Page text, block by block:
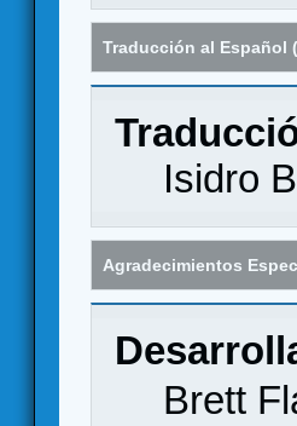
Traducción al Español
Isidro
Agradecimientos
Brett